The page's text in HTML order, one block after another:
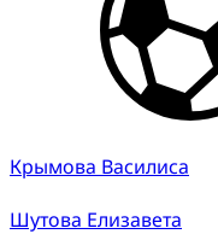
Крымова Василиса
Шутова Елизавета